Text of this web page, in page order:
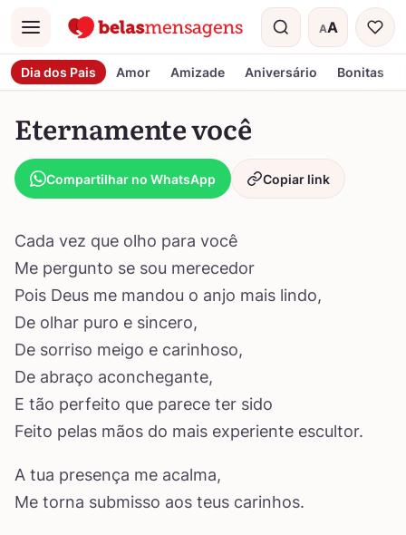
Menu AA
Tamanho do
Dia dos Pais Amor Amizade Aniversário Bonitas
Eternamente você
Compartilhar no WhatsApp Copiar link
Cada vez que olho para você
Me pergunto se sou merecedor
Pois Deus me mandou o anjo mais lindo,
De olhar puro e sincero,
De sorriso meigo e carinhoso,
De abraço aconchegante,
E tão perfeito que parece ter sido
Feito pelas mãos do mais experiente escultor.
A tua presença me acalma,
Me torna submisso aos teus carinhos.